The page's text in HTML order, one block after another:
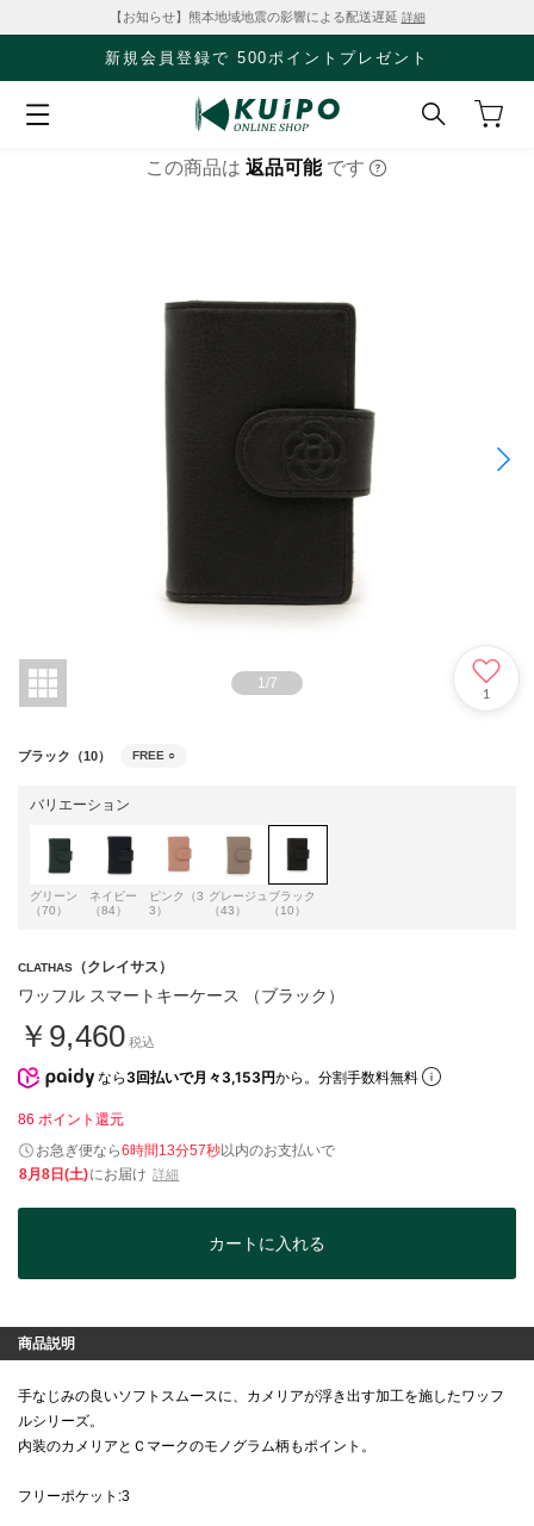
【お知らせ】熊本地域地震の影響による配送遅延 詳細
新規会員登録で 500ポイントプレゼント
この商品は 返品可能 です
1/7
1
ブラック（10） FREE ○
バリエーション
グリーン
（70）
ネイビー
（84）
ピンク（3
3）
グレージュ
（43）
ブラック
（10）
CLATHAS （クレイサス）
ワッフル スマートキーケース （ブラック）
￥9,460 税込
なら 3回払いで月々3,153円から。分割手数料無料
86 ポイント還元
お急ぎ便なら6時間13分57秒以内のお支払いで
8月8日(土)にお届け 詳細
カートに入れる
商品説明
手なじみの良いソフトスムースに、カメリアが浮き出す加工を施したワッフ
ルシリーズ。
内装のカメリアとＣマークのモノグラム柄もポイント。
フリーポケット:3